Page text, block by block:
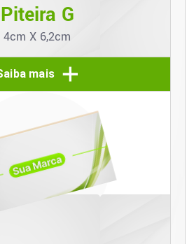
Piteira G
4cm X 6,2cm
mais